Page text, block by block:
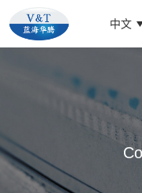
中文